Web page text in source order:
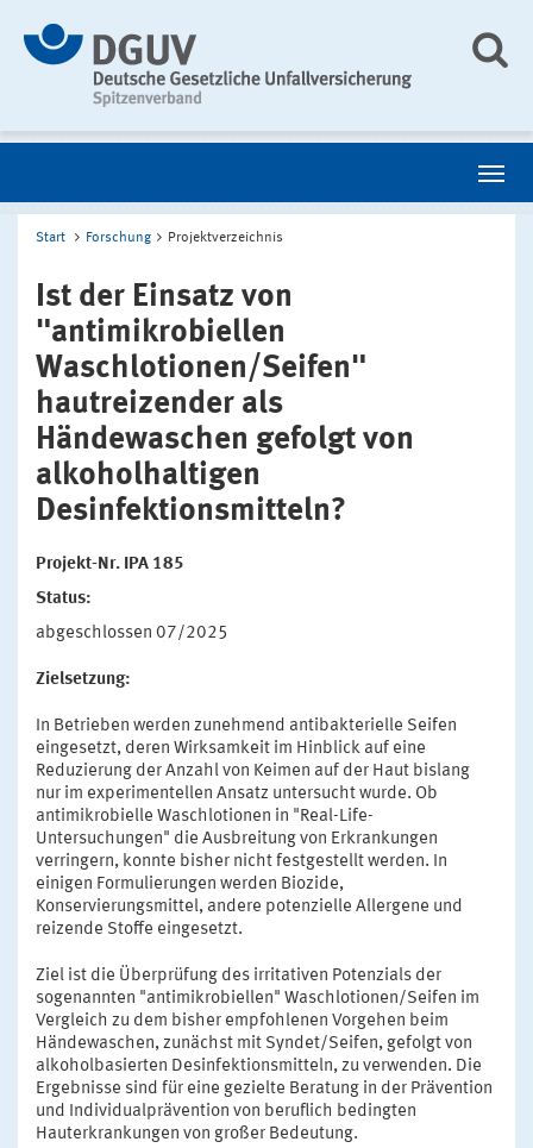
Start Forschung Projektverzeichnis
Ist der Einsatz von
"antimikrobiellen
Waschlotionen/Seifen"
hautreizender als
Händewaschen gefolgt von
alkoholhaltigen
Desinfektionsmitteln?
Projekt-Nr. IPA 185
Status:
abgeschlossen 07/2025
Zielsetzung:
In Betrieben werden zunehmend antibakterielle Seifen
eingesetzt, deren Wirksamkeit im Hinblick auf eine
Reduzierung der Anzahl von Keimen auf der Haut bislang
nur im experimentellen Ansatz untersucht wurde. Ob
antimikrobielle Waschlotionen in "Real-Life-
Untersuchungen" die Ausbreitung von Erkrankungen
verringern, konnte bisher nicht festgestellt werden. In
einigen Formulierungen werden Biozide,
Konservierungsmittel, andere potenzielle Allergene und
reizende Stoffe eingesetzt.
Ziel ist die Überprüfung des irritativen Potenzials der
sogenannten "antimikrobiellen" Waschlotionen/Seifen im
Vergleich zu dem bisher empfohlenen Vorgehen beim
Händewaschen, zunächst mit Syndet/Seifen, gefolgt von
alkoholbasierten Desinfektionsmitteln, zu verwenden. Die
Ergebnisse sind für eine gezielte Beratung in der Prävention
und Individualprävention von beruflich bedingten
Hauterkrankungen von großer Bedeutung.